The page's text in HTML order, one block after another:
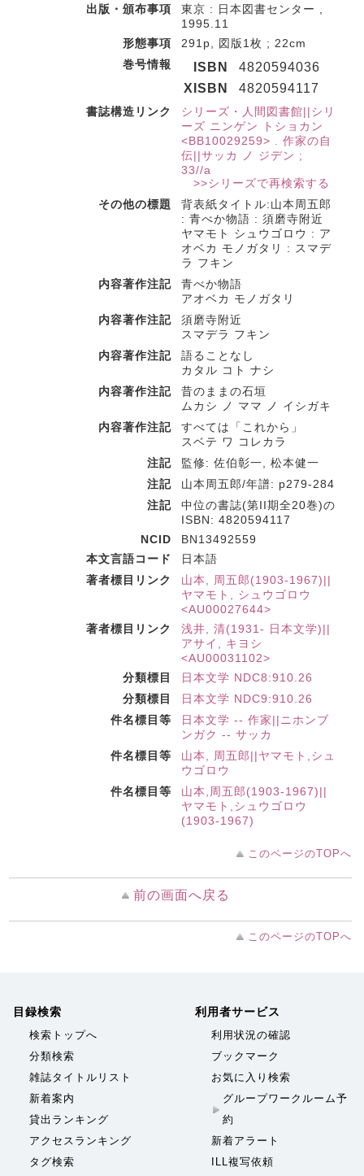
出版・頒布事項
東京 : 日本図書センター ,
1995.11
形態事項
291p, 図版1枚 ; 22cm
巻号情報
ISBN
4820594036
XISBN
4820594117
書誌構造リンク
シリーズ・人間図書館||シリ
ーズ ニンゲン トショカン
<BB10029259> . 作家の自
伝||サッカ ノ ジデン ;
33//a
>>シリーズで再検索する
その他の標題
背表紙タイトル:山本周五郎
: 青べか物語 : 須磨寺附近
ヤマモト シュウゴロウ : ア
オベカ モノガタリ : スマデ
ラ フキン
内容著作注記
青べか物語
アオベカ モノガタリ
内容著作注記
須磨寺附近
スマデラ フキン
内容著作注記
語ることなし
カタル コト ナシ
内容著作注記
昔のままの石垣
ムカシ ノ ママ ノ イシガキ
内容著作注記
すべては「これから」
スベテ ワ コレカラ
注記
監修: 佐伯彰一, 松本健一
注記
山本周五郎/年譜: p279-284
注記
中位の書誌(第II期全20巻)の
ISBN: 4820594117
NCID
BN13492559
本文言語コード
日本語
著者標目リンク
山本, 周五郎(1903-1967)||
ヤマモト, シュウゴロウ
<AU00027644>
著者標目リンク
浅井, 清(1931- 日本文学)||
アサイ, キヨシ
<AU00031102>
分類標目
日本文学 NDC8:910.26
分類標目
日本文学 NDC9:910.26
件名標目等
日本文学 -- 作家||ニホンブ
ンガク -- サッカ
件名標目等
山本, 周五郎||ヤマモト,シュ
ウゴロウ
件名標目等
山本,周五郎(1903-1967)||
ヤマモト,シュウゴロウ
(1903-1967)
このページのTOPへ
前の画面へ戻る
このページのTOPへ
目録検索
検索トップへ
分類検索
雑誌タイトルリスト
新着案内
貸出ランキング
アクセスランキング
タグ検索
利用者サービス
利用状況の確認
ブックマーク
お気に入り検索
グループワークルーム予
約
新着アラート
ILL複写依頼